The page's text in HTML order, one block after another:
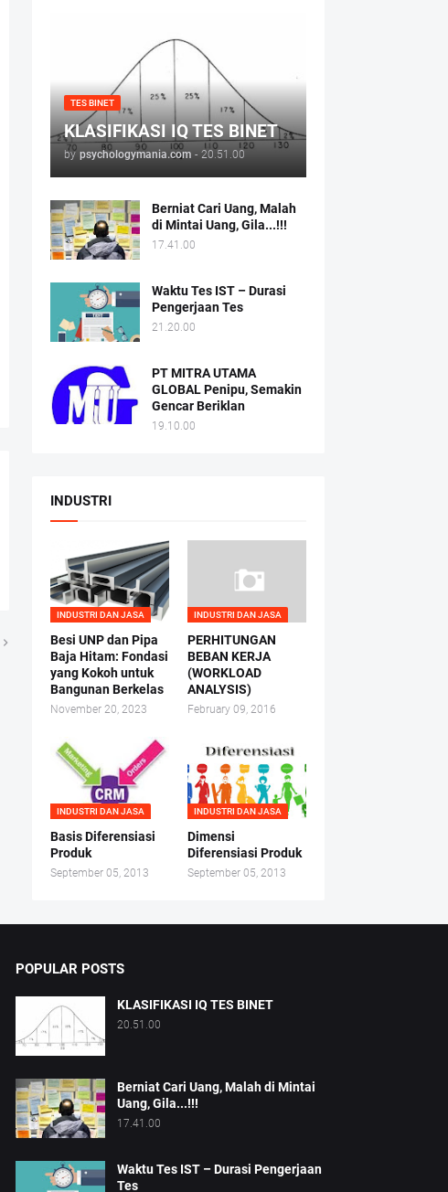
TES BINET
KLASIFIKASI IQ TES BINET
by psychologymania.com - 20.51.00
Berniat Cari Uang, Malah
di Mintai Uang, Gila...!!!
17.41.00
Waktu Tes IST – Durasi
Pengerjaan Tes
21.20.00
PT MITRA UTAMA
GLOBAL Penipu, Semakin
Gencar Beriklan
19.10.00
INDUSTRI
INDUSTRI DAN JASA
Besi UNP dan Pipa
Baja Hitam: Fondasi
yang Kokoh untuk
Bangunan Berkelas
November 20, 2023
INDUSTRI DAN JASA
PERHITUNGAN
BEBAN KERJA
(WORKLOAD
ANALYSIS)
February 09, 2016
INDUSTRI DAN JASA
Basis Diferensiasi
Produk
September 05, 2013
INDUSTRI DAN JASA
Dimensi
Diferensiasi Produk
September 05, 2013
POPULAR POSTS
KLASIFIKASI IQ TES BINET
20.51.00
Berniat Cari Uang, Malah di Mintai
Uang, Gila...!!!
17.41.00
Waktu Tes IST – Durasi Pengerjaan
Tes